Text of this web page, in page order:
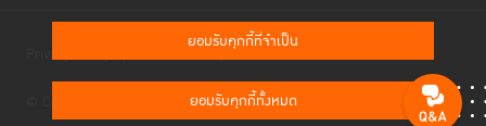
ยอมรับคุกกี้ที่จำเป็น
ยอมรับคุกกี้ทั้งหมด
© Copyright 2023 Thailand Institute of Justice All Rights Reserved
Privacy Policy Cookies Policy